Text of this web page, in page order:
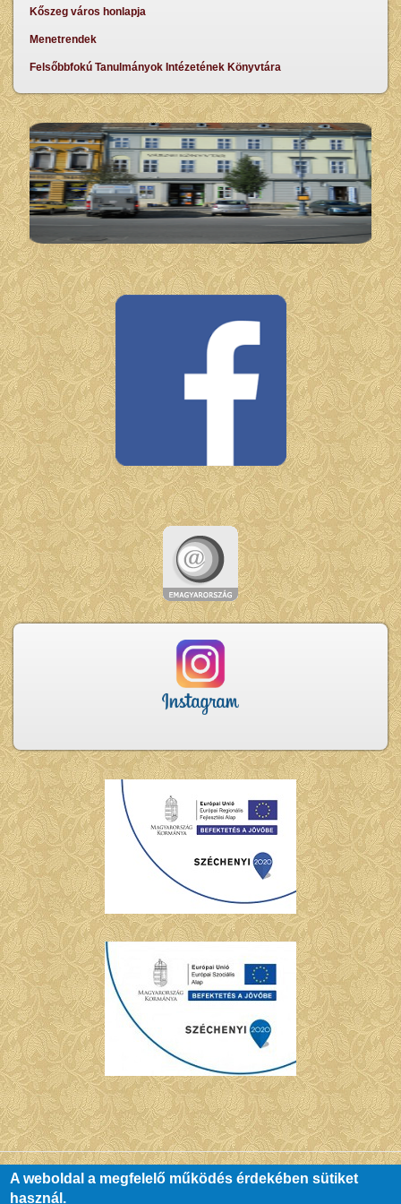
Kőszeg város honlapja
Menetrendek
Felsőbbfokú Tanulmányok Intézetének Könyvtára
A weboldal a megfelelő működés érdekében sütiket
használ.